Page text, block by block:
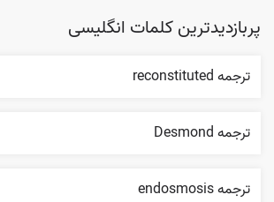
پربازدیدترین کلمات انگلیسی
ترجمه reconstituted
ترجمه Desmond
ترجمه endosmosis